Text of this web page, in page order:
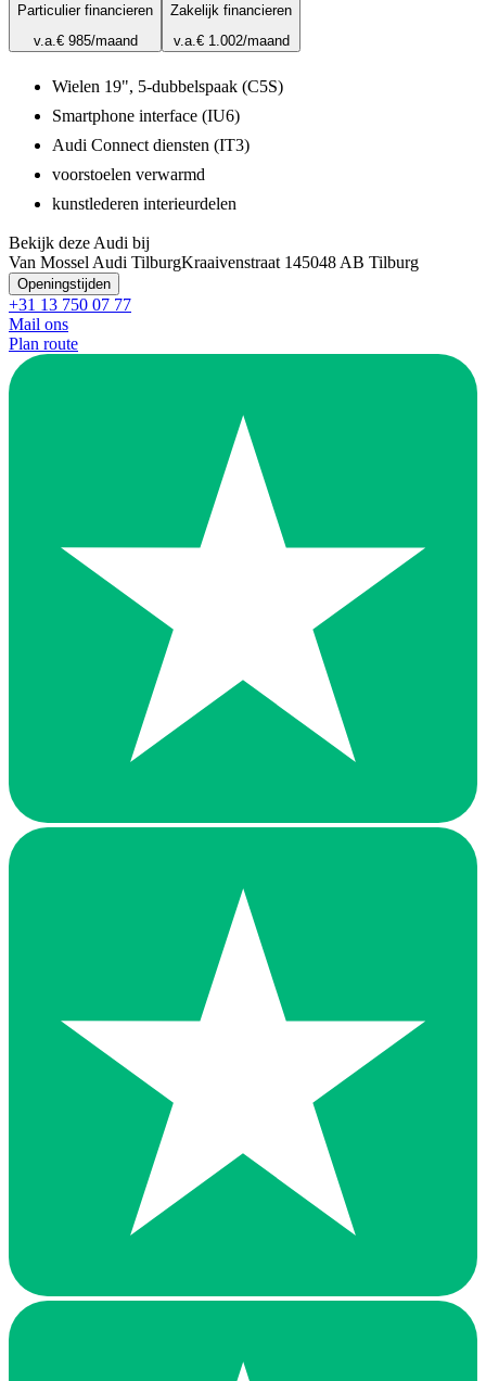
Particulier financieren
v.a.€ 985/maand
Zakelijk financieren
v.a.€ 1.002/maand
Wielen 19", 5-dubbelspaak (C5S)
Smartphone interface (IU6)
Audi Connect diensten (IT3)
voorstoelen verwarmd
kunstlederen interieurdelen
Bekijk deze Audi bij
Van Mossel Audi TilburgKraaivenstraat 145048 AB Tilburg
Openingstijden
+31 13 750 07 77
Mail ons
Plan route